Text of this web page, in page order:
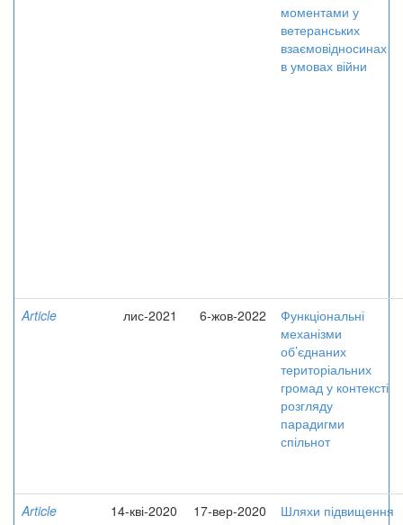
моментами у
ветеранських
взаємовідносинах
в умовах війни
Article лис-2021 6-жов-2022
Функціональні
механізми
об’єднаних
територіальних
громад у контексті
розгляду
парадигми
спільнот
Article 14-кві-2020 17-вер-2020
Шляхи підвищення